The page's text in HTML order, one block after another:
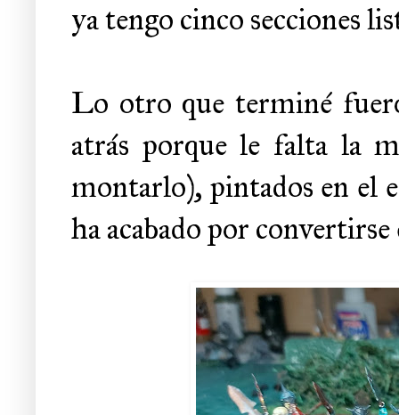
ya tengo cinco secciones
Lo otro que terminé
atrás porque le falta la
montarlo), pintados en el
ha acabado por